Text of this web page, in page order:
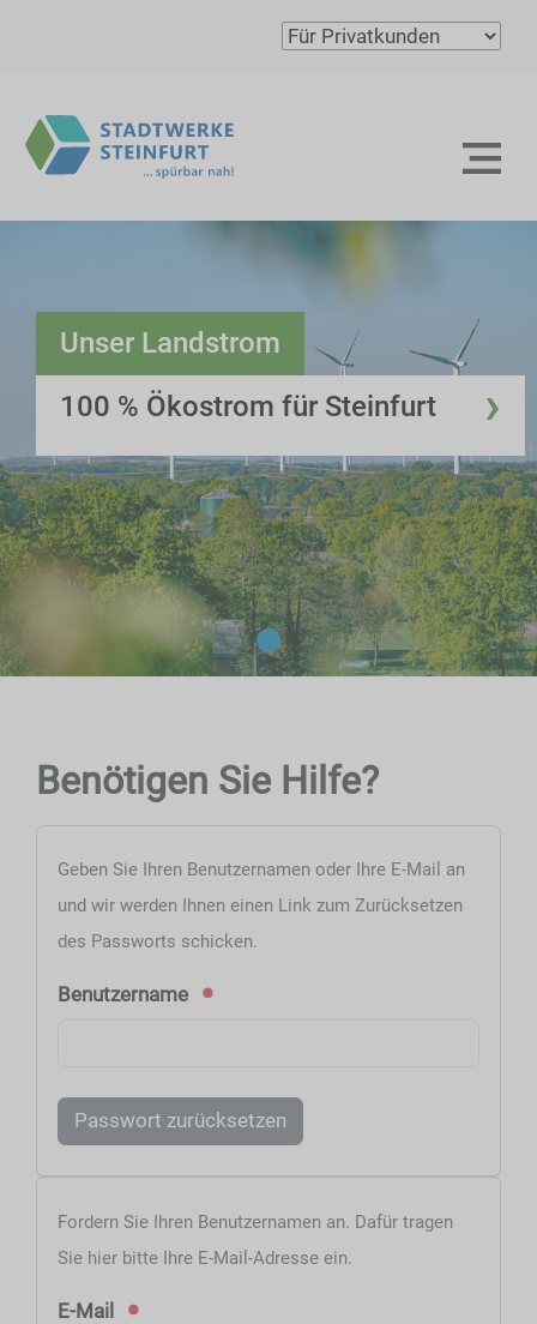
Unser Landstrom
100 % Ökostrom für Steinfurt
›
Benötigen Sie Hilfe?
Geben Sie Ihren Benutzernamen oder Ihre E-Mail an
und wir werden Ihnen einen Link zum Zurücksetzen
des Passworts schicken.
Benutzername
Passwort zurücksetzen
Fordern Sie Ihren Benutzernamen an. Dafür tragen
Sie hier bitte Ihre E-Mail-Adresse ein.
E-Mail